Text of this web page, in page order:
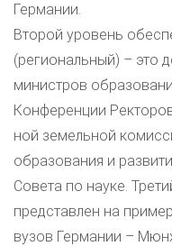
Германии.
Второй уровень
(региональный) – это
министров
Конференции
ной земельной
образования и
Совета по науке.
представлен на
вузов Германии –